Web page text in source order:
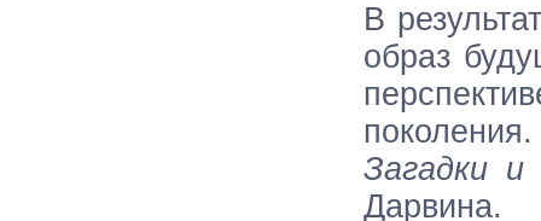
В
образ
поколения.
Загадки
Дарвина.